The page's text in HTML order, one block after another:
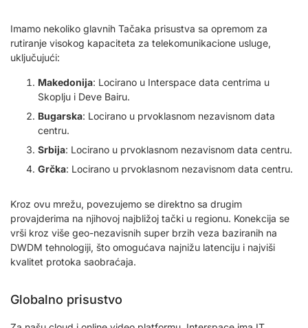
Imamo nekoliko glavnih Tačaka prisustva sa opremom za
rutiranje visokog kapaciteta za telekomunikacione usluge,
uključujući:
Makedonija: Locirano u Interspace data centrima u
Skoplju i Deve Bairu.
Bugarska: Locirano u prvoklasnom nezavisnom data
centru.
Srbija: Locirano u prvoklasnom nezavisnom data centru.
Grčka: Locirano u prvoklasnom nezavisnom data centru.
Kroz ovu mrežu, povezujemo se direktno sa drugim
provajderima na njihovoj najbližoj tački u regionu. Konekcija se
vrši kroz više geo-nezavisnih super brzih veza baziranih na
DWDM tehnologiji, što omogućava najnižu latenciju i najviši
kvalitet protoka saobraćaja.
Globalno prisustvo